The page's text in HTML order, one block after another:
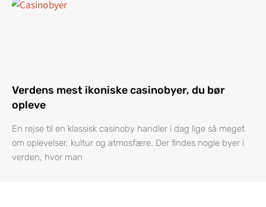
Verdens mest ikoniske casinobyer, du bør
opleve
En rejse til en klassisk casinoby handler i dag lige så meget
om oplevelser, kultur og atmosfære. Der findes nogle byer i
verden, hvor man